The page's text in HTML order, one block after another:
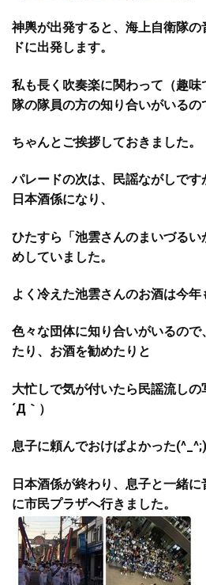
神輿が出発すると、海上自衛隊
ドに出発します。
私も長く吹奏楽に関わって（趣
隊の隊員の方の知り合いがいるの
ちゃんとご挨拶しておきました。
パレードの次は、民謡ながしです
日本酒係になり、
ひたすら「池雲さんのまいづる
めしていました。
よく冷えた池雲さんのお酒は今年
色々な団体に知り合いがいるの
たり、お酒を勧めたりと
大忙しで気が付いたら民謡流し
´Д｀）
息子に頼んでおけばよかった(^_^;)
日本酒係が終わり、息子と一緒
に市民プラザへ行きました。